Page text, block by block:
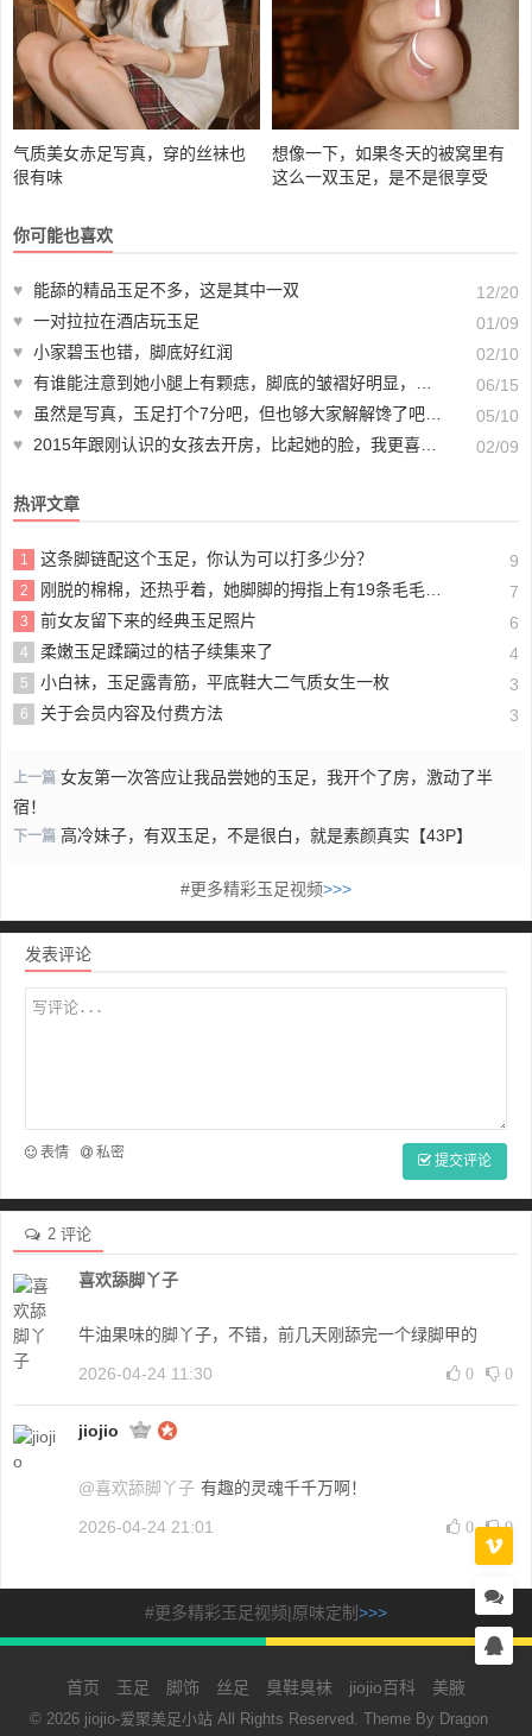
气质美女赤足写真，穿的丝袜也
很有味
想像一下，如果冬天的被窝里有
这么一双玉足，是不是很享受
你可能也喜欢
♥ 能舔的精品玉足不多，这是其中一双
12/20
♥ 一对拉拉在酒店玩玉足
01/09
♥ 小家碧玉也错，脚底好红润
02/10
♥ 有谁能注意到她小腿上有颗痣，脚底的皱褶好明显，穿着胶鞋的玉足散发着肉味
06/15
♥
虽然是写真，玉足打个7分吧，但也够大家解解馋了吧【38P】
05/10
♥ 2015年跟刚认识的女孩去开房，比起她的脸，我更喜欢她的玉足，很圆润 02/09
热评文章
1 这条脚链配这个玉足，你认为可以打多少分？ 9
2 刚脱的棉棉，还热乎着，她脚脚的拇指上有19条毛毛，不信你数数 7
3 前女友留下来的经典玉足照片 6
4 柔嫩玉足蹂躏过的桔子续集来了 4
5 小白袜，玉足露青筋，平底鞋大二气质女生一枚 3
6 关于会员内容及付费方法 3
上一篇 女友第一次答应让我品尝她的玉足，我开个了房，激动了半
宿！
下一篇 高冷妹子，有双玉足，不是很白，就是素颜真实【43P】
#更多精彩玉足视频>>>
发表评论
表情 私密 提交评论
2 评论
喜欢舔脚丫子
牛油果味的脚丫子，不错，前几天刚舔完一个绿脚甲的
2026-04-24 11:30 0 0
jiojio
@喜欢舔脚丫子 有趣的灵魂千千万啊！
2026-04-24 21:01 0 0
#更多精彩玉足视频|原味定制>>>
首页 玉足 脚饰 丝足 臭鞋臭袜 jiojio百科 美腋
© 2026 jiojio-爱聚美足小站 All Rights Reserved. Theme By Dragon